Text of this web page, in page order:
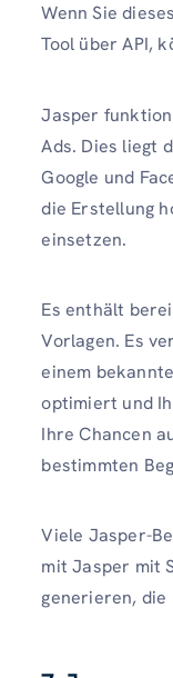
Wenn Sie
Tool über API,
Jasper
Ads. Dies liegt
Google und
die Erstellung
einsetzen.
Es enthält
Vorlagen. Es
einem
optimiert und
Ihre Chancen
bestimmten
Viele Jasper-
mit Jasper mit
generieren, die